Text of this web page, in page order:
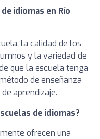
idiomas en Río
la calidad de los
y la variedad de
que la escuela tenga
de enseñanza
aprendizaje.
de idiomas?
ofrecen una